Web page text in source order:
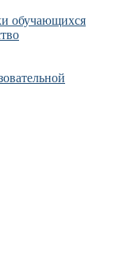
обучающихся